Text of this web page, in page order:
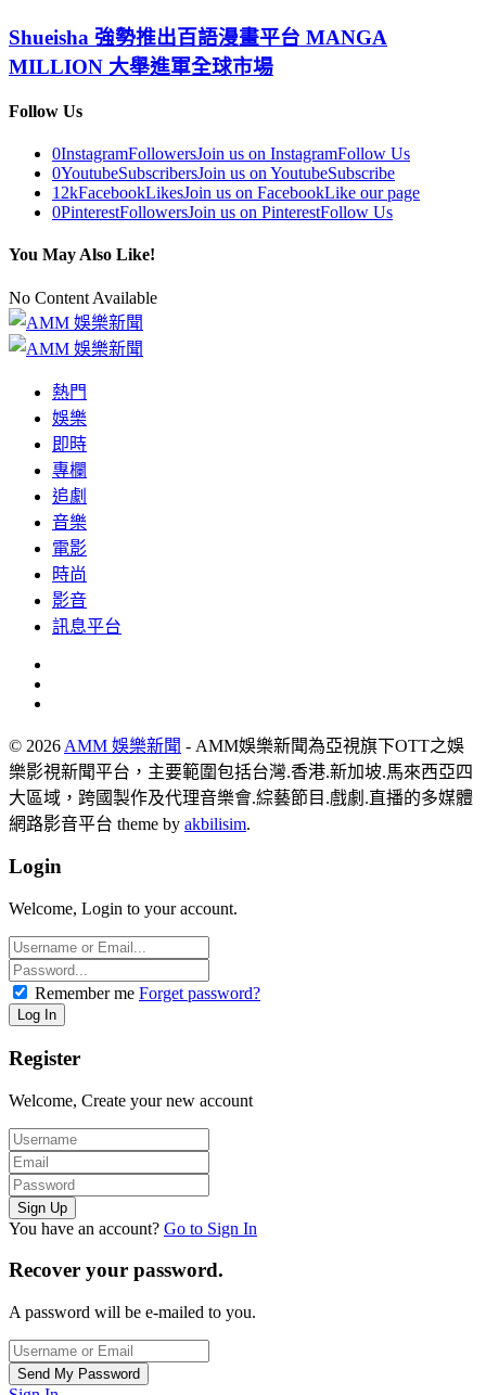
Shueisha 強勢推出百語漫畫平台 MANGA
MILLION 大舉進軍全球市場
Follow Us
0InstagramFollowersJoin us on InstagramFollow Us
0YoutubeSubscribersJoin us on YoutubeSubscribe
12kFacebookLikesJoin us on FacebookLike our page
0PinterestFollowersJoin us on PinterestFollow Us
You May Also Like!
No Content Available
熱門
娛樂
即時
專欄
追劇
音樂
電影
時尚
影音
訊息平台
© 2026 AMM 娛樂新聞 - AMM娛樂新聞為亞視旗下OTT之娛
樂影視新聞平台，主要範圍包括台灣.香港.新加坡.馬來西亞四
大區域，跨國製作及代理音樂會.綜藝節目.戲劇.直播的多媒體
網路影音平台 theme by akbilisim.
Login
Welcome, Login to your account.
Remember me Forget password?
Register
Welcome, Create your new account
You have an account? Go to Sign In
Recover your password.
A password will be e-mailed to you.